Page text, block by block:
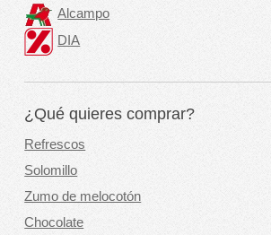
Alcampo
DIA
¿Qué quieres comprar?
Refrescos
Solomillo
Zumo de melocotón
Chocolate